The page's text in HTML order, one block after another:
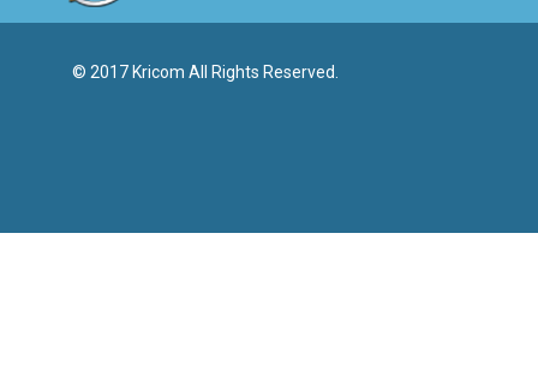
© 2017 Kricom All Rights Reserved.